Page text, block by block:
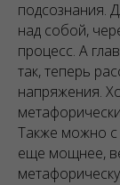
подсознания.
над собой,
процесс. А
так, теперь
напряжения.
Также можно с
еще мощнее,